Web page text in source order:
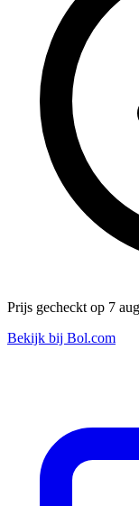
Prijs gecheckt op 7
Bekijk bij Bol.com